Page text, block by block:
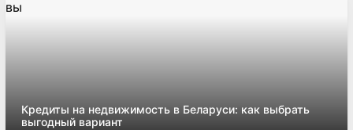
Кредиты на недвижимость в Беларуси: как выбрать
выгодный вариант